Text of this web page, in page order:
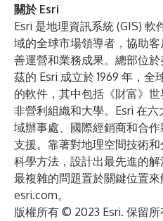
關於 Esri
Esri 是地理資訊系統 (GIS)
域的全球市場領導者，協助
善運營和業務成果。總部位
茲的 Esri 成立於 1969 年，全
的軟件，其中包括《財富》世
非營利組織和大學。Esri 在
域辦事處、國際經銷商和合
支援。靠著對地理空間技術
科學方法，設計出最先進的
最複雜的問題置於關鍵位置
esri.com。
版權所有 © 2023 Esri. 保留